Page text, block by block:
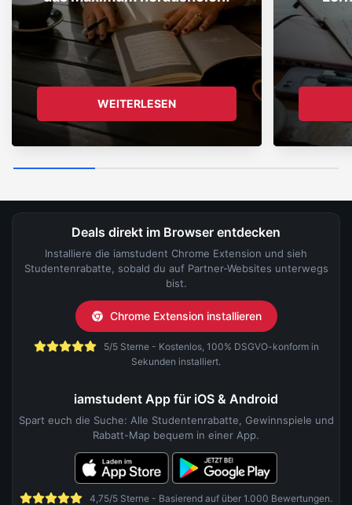
WEITERLESEN
Deals direkt im Browser entdecken
Installiere die iamstudent Chrome Extension und sieh
Studentenrabatte, sobald du auf Partner-Websites unterwegs
bist.
Chrome Extension installieren
5/5 Sterne - Kostenlos, 100% DSGVO-konform in
Sekunden installiert.
iamstudent App für iOS & Android
Spart euch die Suche: Alle Studentenrabatte, Gewinnspiele und
Rabatt-Map bequem in einer App.
4,75/5 Sterne - Basierend auf über 1.000 Bewertungen.